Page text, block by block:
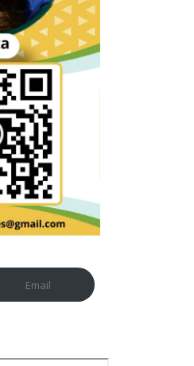
Email